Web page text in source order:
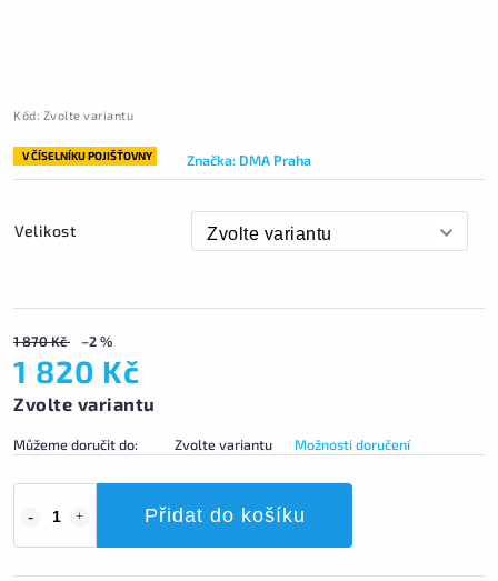
Kód: Zvolte variantu
V ČÍSELNÍKU POJIŠŤOVNY Značka: DMA Praha
Velikost
1 870 Kč –2 %
1 820 Kč
Zvolte variantu
Můžeme doručit do: Zvolte variantu Možnosti doručení
Přidat do košíku